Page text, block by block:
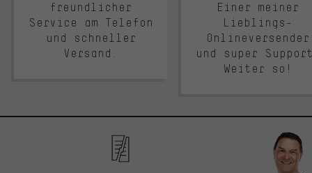
freundlicher
Service am Telefon
und schneller
Versand.
Einer meiner
Lieblings-
Onlineversender
und super
Weiter so!
Angebote von uns. Diese Cookies helfen uns, Deine Interessen
besser zu erkennen und Dir relevante Produkte und Tipps zu